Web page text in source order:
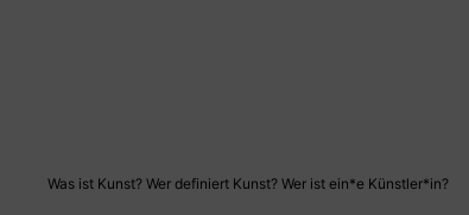
Was ist Kunst? Wer definiert Kunst? Wer ist ein*e Künstler*in?